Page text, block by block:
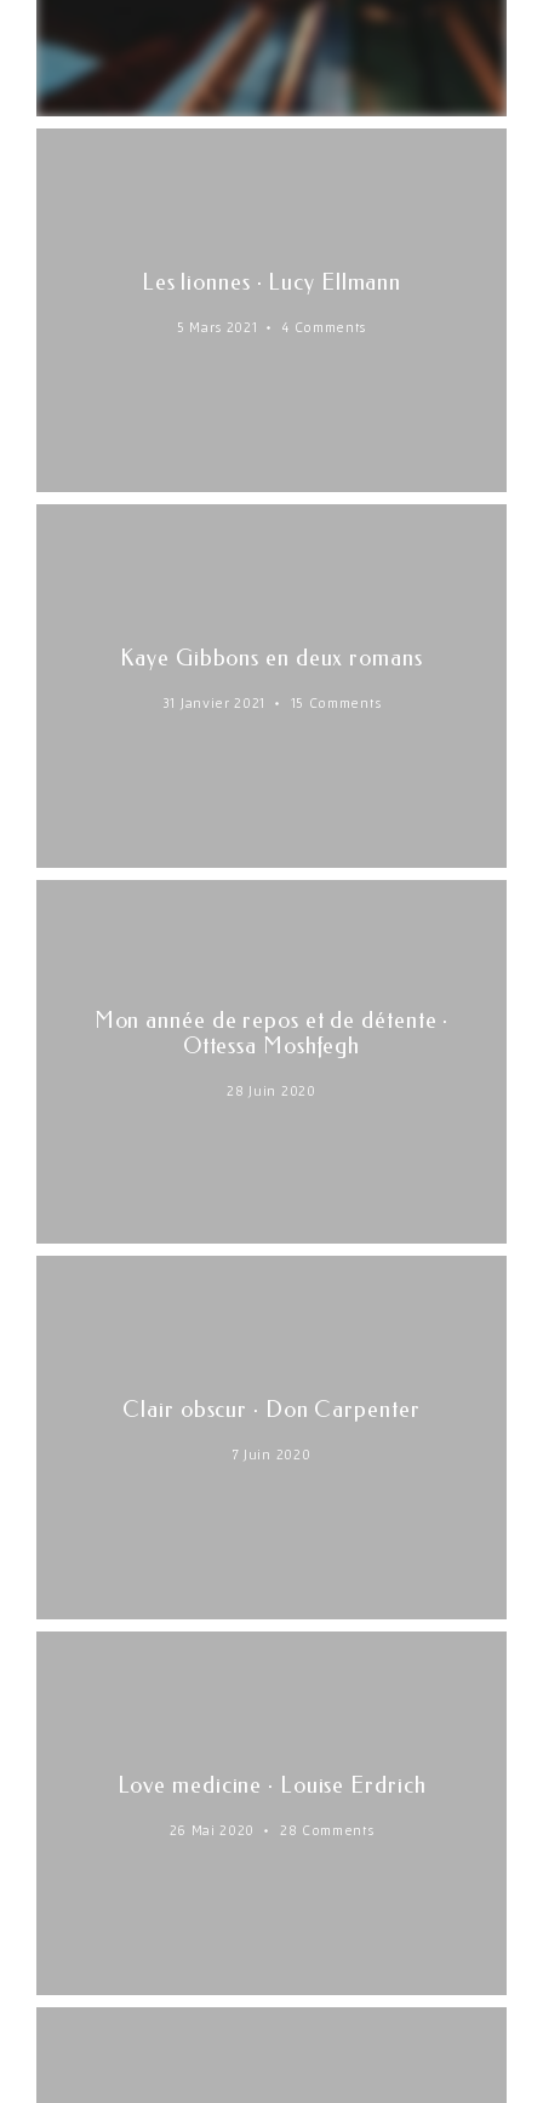
Les lionnes · Lucy Ellmann
5 Mars 2021 4 Comments
Kaye Gibbons en deux romans
31 Janvier 2021 15 Comments
Mon année de repos et de détente ·
Ottessa Moshfegh
28 Juin 2020
Clair obscur · Don Carpenter
7 Juin 2020
Love medicine · Louise Erdrich
26 Mai 2020 28 Comments